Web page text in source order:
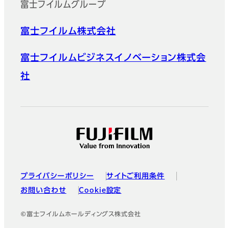
富士フイルムグループ
富士フイルム株式会社
富士フイルムビジネスイノベーション株式会
社
プライバシーポリシー
サイトご利用条件
お問い合わせ
Cookie設定
©富士フイルムホールディングス株式会社